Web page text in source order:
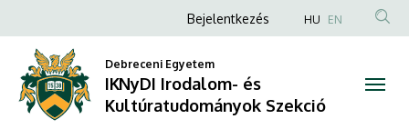
szerzett
hallgatók
a
tartalomra
Anonim
fiók
menüje
Bejelentkezés HU EN
Debreceni Egyetem
IKNyDI Irodalom- és
Kultúratudományok Szekció